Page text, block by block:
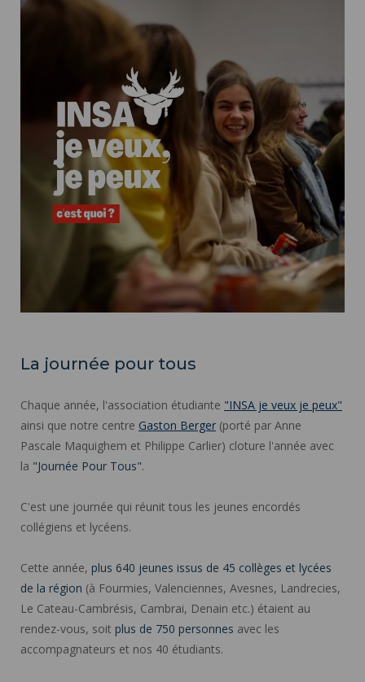
La journée pour tous
Chaque année, l'association étudiante "INSA je veux je peux"
ainsi que notre centre Gaston Berger (porté par Anne
Pascale Maquighem et Philippe Carlier) cloture l'année avec
la "Journée Pour Tous".
C'est une journée qui réunit tous les jeunes encordés
collégiens et lycéens.
Cette année, plus 640 jeunes issus de 45 collèges et lycées
de la région (à Fourmies, Valenciennes, Avesnes, Landrecies,
Le Cateau-Cambrésis, Cambrai, Denain etc.) étaient au
rendez-vous, soit plus de 750 personnes avec les
accompagnateurs et nos 40 étudiants.